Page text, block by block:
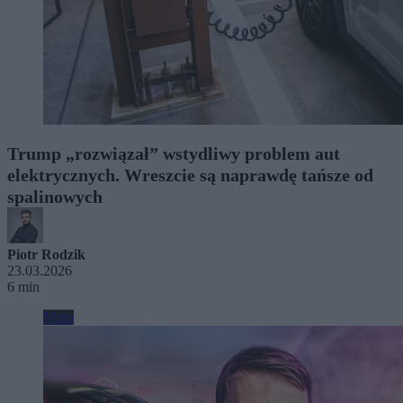
Trump „rozwiązał” wstydliwy problem aut
elektrycznych. Wreszcie są naprawdę tańsze od
spalinowych
Piotr Rodzik
23.03.2026
6 min
Moto